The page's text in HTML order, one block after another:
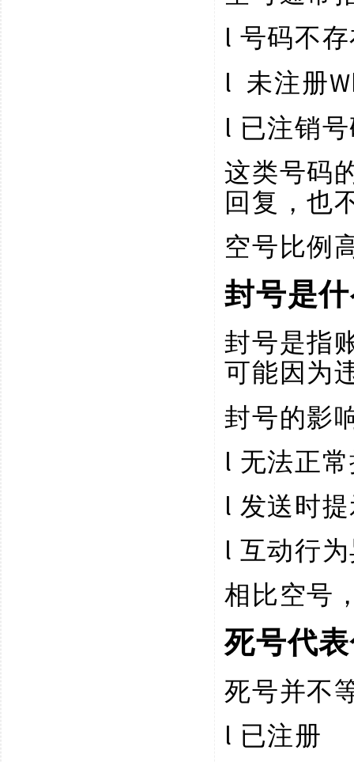
l 号码不
l 未注册
l 已注销
这类号码
回复，也
空号比例
封号是
封号是指
可能因为
封号的影
l 无法正
l 发送时
l 互动行
相比空号
死号代
死号并不
l 已注册